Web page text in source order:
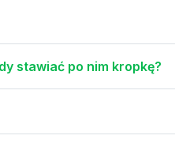
stawiać po nim kropkę?